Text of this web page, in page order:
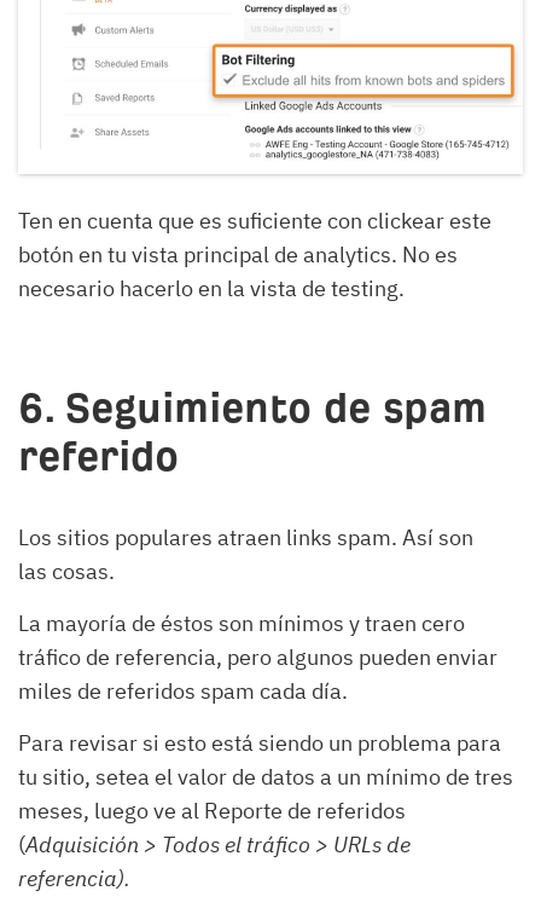
Ten en cuenta que es suficiente con clickear este
botón en tu vista principal de analytics. No es
necesario hacerlo en la vista de testing.
6. Seguimiento de spam
referido
Los sitios populares atraen links spam. Así son
las cosas.
La mayoría de éstos son mínimos y traen cero
tráfico de referencia, pero algunos pueden enviar
miles de referidos spam cada día.
Para revisar si esto está siendo un problema para
tu sitio, setea el valor de datos a un mínimo de tres
meses, luego ve al Reporte de referidos
(Adquisición > Todos el tráfico > URLs de
referencia).